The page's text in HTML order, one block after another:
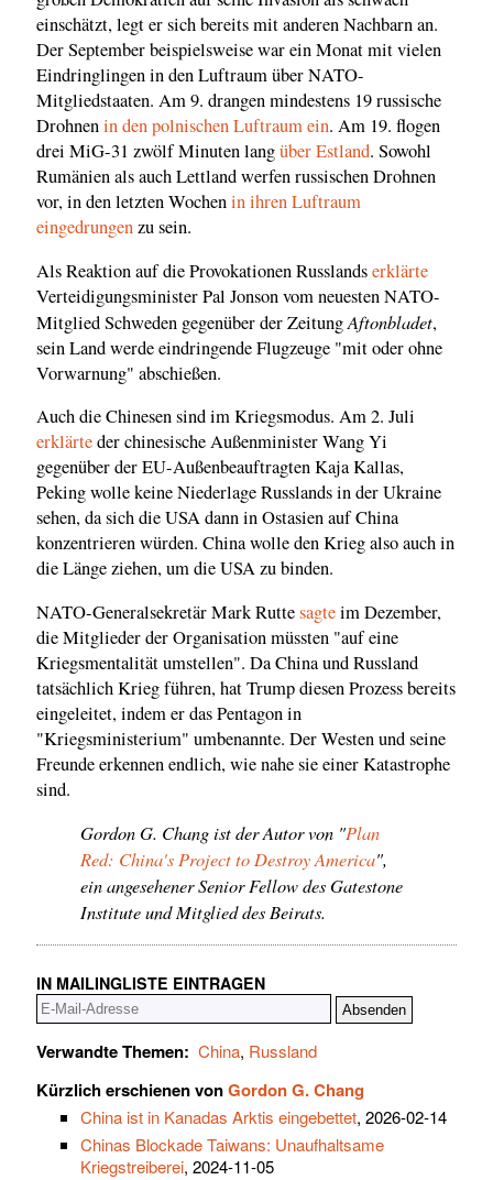
einschätzt, legt er sich bereits mit anderen Nachbarn an.
Der September beispielsweise war ein Monat mit vielen
Eindringlingen in den Luftraum über NATO-
Mitgliedstaaten. Am 9. drangen mindestens 19 russische
Drohnenin den polnischen Luftraum ein. Am 19. flogen
drei MiG-31 zwölf Minuten langüber Estland. Sowohl
Rumänien als auch Lettland werfen russischen Drohnen
vor, in den letzten Wochenin ihren Luftraum
eingedrungenzu sein.
Als Reaktion auf die Provokationen Russlandserklärte
Verteidigungsminister Pal Jonson vom neuesten NATO-
Mitglied Schweden gegenüber der ZeitungAftonbladet,
sein Land werde eindringende Flugzeuge "mit oder ohne
Vorwarnung" abschießen.
Auch die Chinesen sind im Kriegsmodus. Am 2. Juli
erklärteder chinesische Außenminister Wang Yi
gegenüber der EU-Außenbeauftragten Kaja Kallas,
Peking wolle keine Niederlage Russlands in der Ukraine
sehen, da sich die USA dann in Ostasien auf China
konzentrieren würden. China wolle den Krieg also auch in
die Länge ziehen, um die USA zu binden.
NATO-Generalsekretär Mark Ruttesagteim Dezember,
die Mitglieder der Organisation müssten "auf eine
Kriegsmentalität umstellen". Da China und Russland
tatsächlich Krieg führen, hat Trump diesen Prozess bereits
eingeleitet, indem er das Pentagon in
"Kriegsministerium" umbenannte. Der Westen und seine
Freunde erkennen endlich, wie nahe sie einer Katastrophe
sind.
Gordon G. Chang ist der Autor von "Plan
Red: China's Project to Destroy America",
ein angesehener Senior Fellow des Gatestone
Institute und Mitglied des Beirats.
IN MAILINGLISTE EINTRAGEN
Verwandte Themen: China, Russland
Kürzlich erschienen vonGordon G. Chang
China ist in Kanadas Arktis eingebettet, 2026-02-14
Chinas Blockade Taiwans: Unaufhaltsame
Kriegstreiberei, 2024-11-05